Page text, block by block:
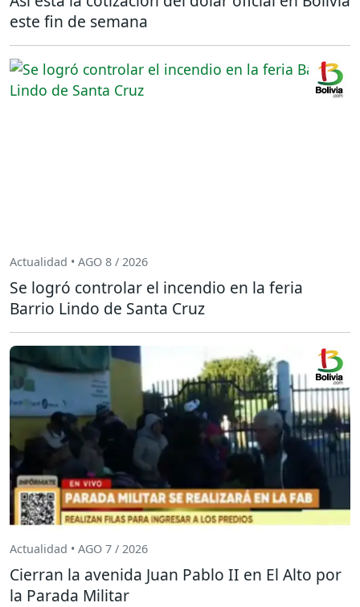
este fin de semana
Actualidad • AGO 8 / 2026
Se logró controlar el incendio en la feria
Barrio Lindo de Santa Cruz
Actualidad • AGO 7 / 2026
Cierran la avenida Juan Pablo II en El Alto por
la Parada Militar